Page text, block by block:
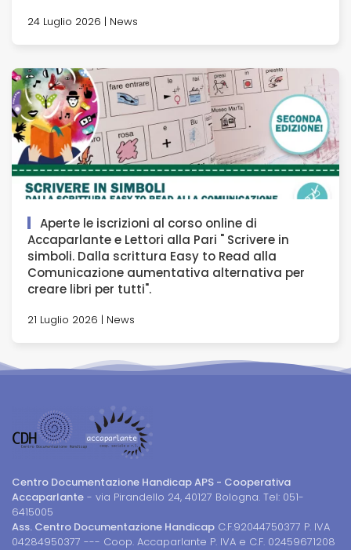
24 Luglio 2026 | News
Aperte le iscrizioni al corso online di
Accaparlante e Lettori alla Pari " Scrivere in
simboli. Dalla scrittura Easy to Read alla
Comunicazione aumentativa alternativa per
creare libri per tutti".
21 Luglio 2026 | News
Centro Documentazione Handicap APS - Cooperativa
Accaparlante - via Pirandello 24, 40127 Bologna. Tel: 051-
6415005
Ass. Centro Documentazione Handicap C.F.92044750377 P. IVA
04284950377 --- Coop. Accaparlante P. IVA e C.F. 02459671208